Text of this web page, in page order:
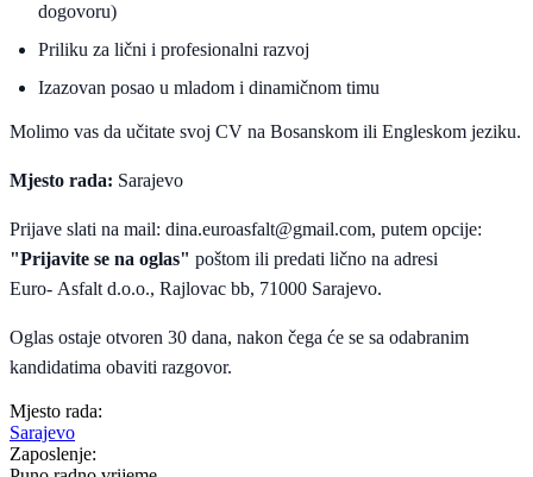
dogovoru)
Priliku za lični i profesionalni razvoj
Izazovan posao u mladom i dinamičnom timu
Molimo vas da učitate svoj CV na Bosanskom ili Engleskom jeziku.
Mjesto rada: Sarajevo
Prijave slati na mail: dina.euroasfalt@gmail.com, putem opcije:
"Prijavite se na oglas" poštom ili predati lično na adresi
Euro- Asfalt d.o.o., Rajlovac bb, 71000 Sarajevo.
Oglas ostaje otvoren 30 dana, nakon čega će se sa odabranim
kandidatima obaviti razgovor.
Mjesto rada:
Sarajevo
Zaposlenje: